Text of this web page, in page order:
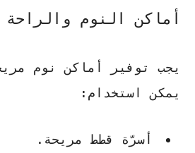
أماكن النوم والراحة
يجب توفير أماكن نوم
يمكن استخدام:
أسرّة قطط مريحة .